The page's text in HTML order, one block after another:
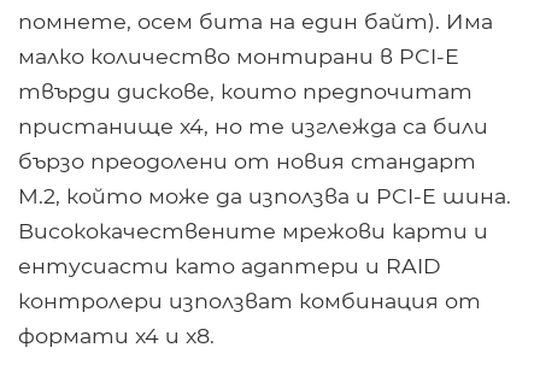
помнете, осем бита на един байт). Има
малко количество монтирани в PCI-E
твърди дискове, които предпочитат
пристанище x4, но те изглежда са били
бързо преодолени от новия стандарт
M.2, който може да използва и PCI-E шина.
Висококачествените мрежови карти и
ентусиасти като адаптери и RAID
контролери използват комбинация от
формати x4 и x8.